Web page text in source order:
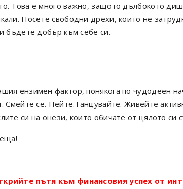
Това е много важно, защото дълбокото
Носете свободни дрехи, които не
бъдете добър към себе си.
ензимен фактор, понякога по чудодеен
Смейте се. Пейте.Танцувайте. Живейте
си на онези, които обичате от цялото си
пътя към финансовия успех от